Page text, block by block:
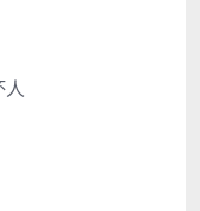
人